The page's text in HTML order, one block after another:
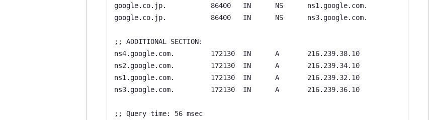
google.co.jp.           86400   IN      NS      ns1.google.com.
google.co.jp.           86400   IN      NS      ns3.google.com.
;; ADDITIONAL SECTION:
ns4.google.com.         172130  IN      A       216.239.38.10
ns2.google.com.         172130  IN      A       216.239.34.10
ns1.google.com.         172130  IN      A       216.239.32.10
ns3.google.com.         172130  IN      A       216.239.36.10
;; Query time: 56 msec